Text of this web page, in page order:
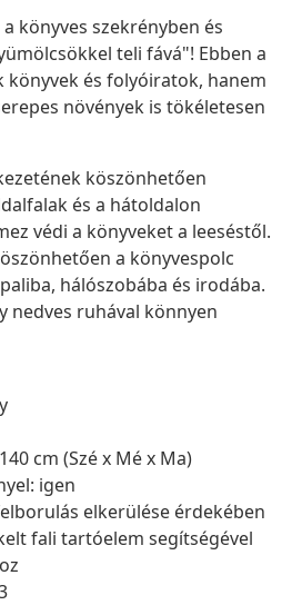
könyves szekrényben és
teli fává"! Ebben a
könyvek és folyóiratok, hanem
növények is tökéletesen
köszönhetően
és a hátoldalon
védi a könyveket a leeséstől.
a könyvespolc
hálószobába és irodába.
nedves ruhával könnyen
cm (Szé x Mé x Ma)
igen
elkerülése érdekében
fali tartóelem segítségével